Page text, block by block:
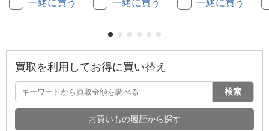
一緒に買う 一緒に買う 一緒に買う
買取を利用してお得に買い替え
検索
お買いもの履歴から探す